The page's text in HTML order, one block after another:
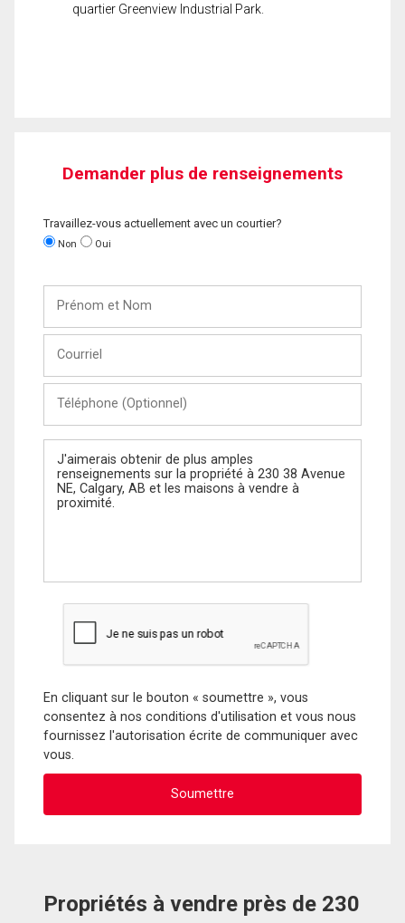
quartier Greenview Industrial Park.
Demander plus de renseignements
Travaillez-vous actuellement avec un courtier?
Non Oui
Nom
(Optionnel)
Message
En cliquant sur le bouton « soumettre », vous
consentez à nos conditions d'utilisation et vous nous
fournissez l'autorisation écrite de communiquer avec
vous.
Propriétés à vendre près de 230